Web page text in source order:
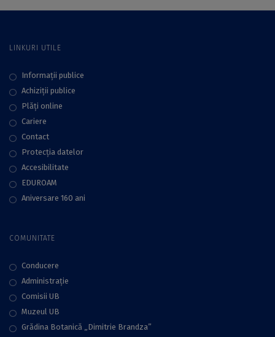
LINKURI UTILE
Informații publice
Achiziții publice
Plăţi online
Cariere
Contact
Protecţia datelor
Accesibilitate
EDUROAM
Aniversare 160 ani
COMUNITATE
Conducere
Administraţie
Comisii UB
Muzeul UB
Grădina Botanică „Dimitrie Brandza”